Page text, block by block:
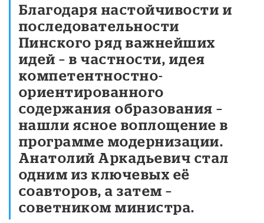
Благодаря настойчивости и
последовательности
Пинского ряд важнейших
идей – в частности, идея
компетентностно-
ориентированного
содержания образования –
нашли ясное воплощение в
программе модернизации.
Анатолий Аркадьевич стал
одним из ключевых её
соавторов, а затем –
советником министра.